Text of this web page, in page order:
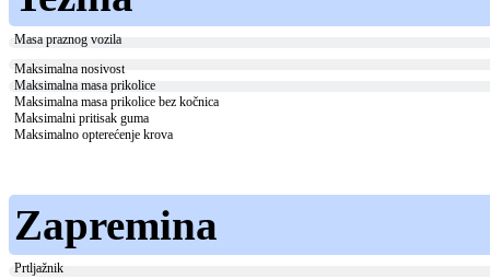
Masa praznog vozila
Maksimalna nosivost
Maksimalna masa prikolice
Maksimalna masa prikolice bez kočnica
Maksimalni pritisak guma
Maksimalno opterećenje krova
Zapremina
Prtljažnik